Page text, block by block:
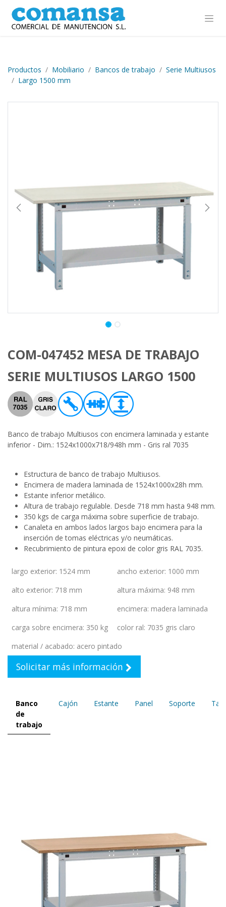
Ir al contenido
Productos Mobiliario Bancos de trabajo
Serie Multiusos
Largo 1500 mm
COM-047452 MESA DE TRABAJO
SERIE MULTIUSOS LARGO 1500
Banco de trabajo Multiusos con encimera laminada y estante
inferior - Dim.: 1524x1000x718/948h mm - Gris ral 7035
Estructura de banco de trabajo Multiusos.
Encimera de madera laminada de 1524x1000x28h mm.
Estante inferior metálico.
Altura de trabajo regulable. Desde 718 mm hasta 948 mm.
350 kgs de carga máxima sobre superficie de trabajo.
Canaleta en ambos lados largos bajo encimera para la
inserción de tomas eléctricas y/o neumáticas.
Recubrimiento de pintura epoxi de color gris RAL 7035.
largo exterior: 1524 mm ancho exterior: 1000 mm
alto exterior: 718 mm altura máxima: 948 mm
altura mínima: 718 mm encimera: madera laminada
carga sobre encimera: 350 kg color ral: 7035 gris claro
material / acabado: acero pintado
Solicitar más información
Banco
de
trabajo
Cajón Estante Panel Soporte